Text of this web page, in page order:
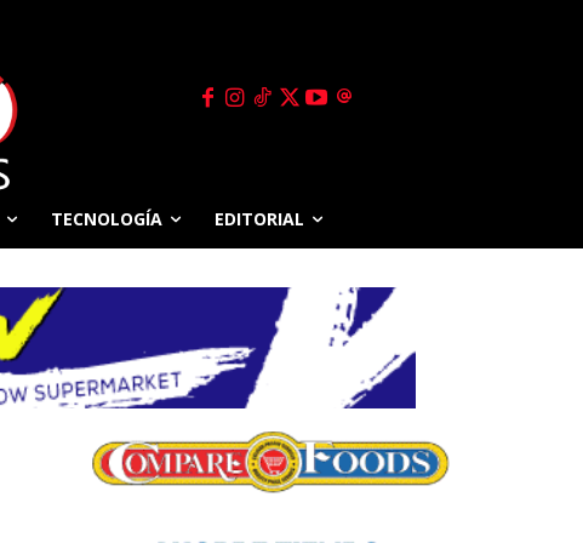
TECNOLOGÍA EDITORIAL